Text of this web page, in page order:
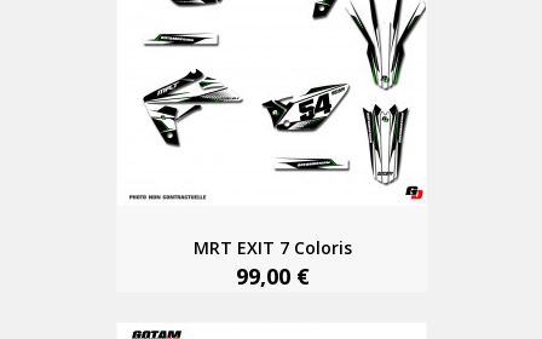
MRT EXIT 7 Coloris
99,00 €